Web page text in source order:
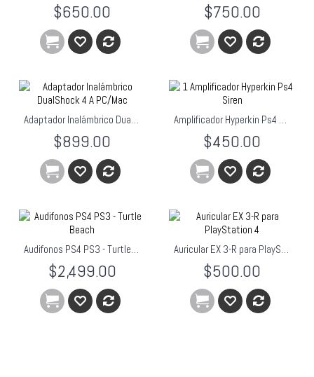
$650.00 $750.00
Adaptador Inalámbrico DualShock 4 A PC/Mac
$899.00
Amplificador Hyperkin Ps4 Siren
$450.00
Audifonos PS4 PS3 - Turtle Beach
$2,499.00
Auricular EX 3-R para PlayStation 4
$500.00